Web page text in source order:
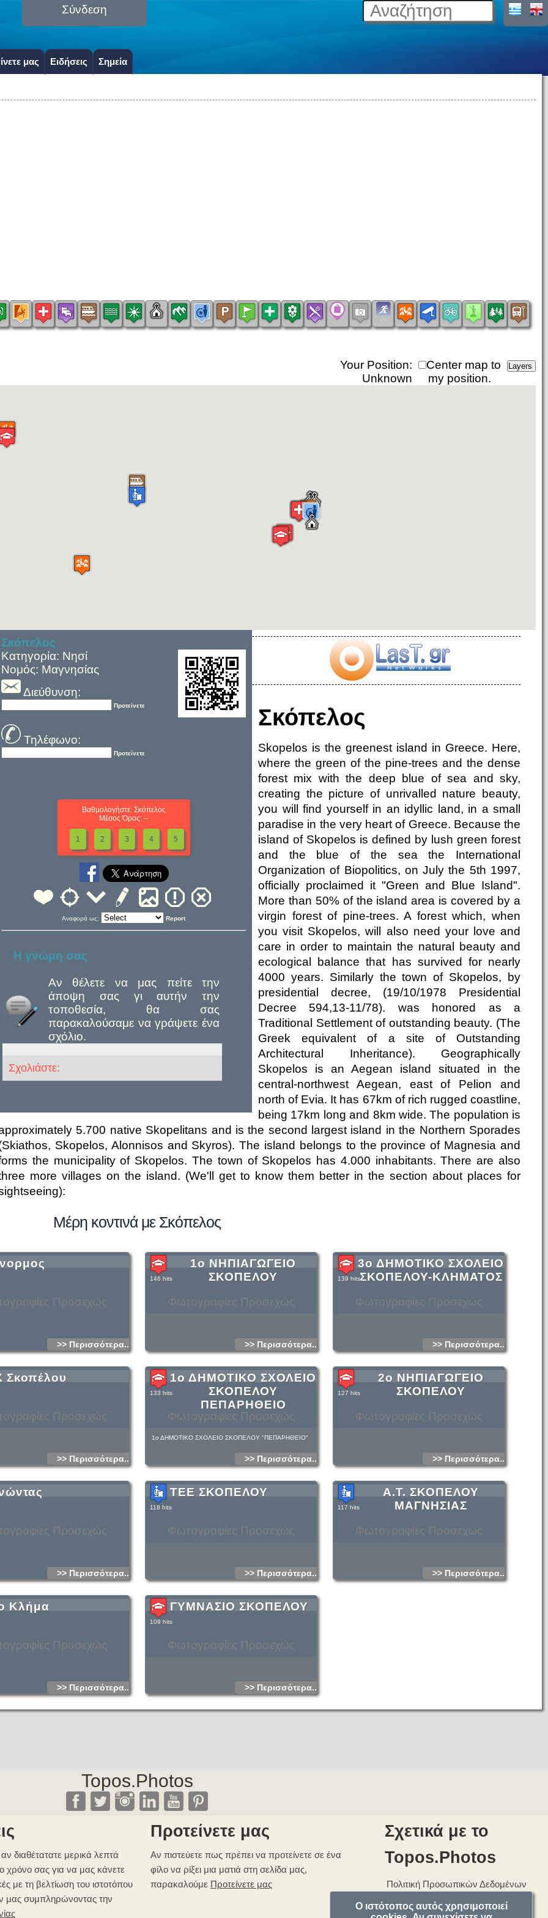
Σύνδεση
μας Ειδήσεις Σημεία
Center map to
my position.
Your Position:
Unknown
Σκόπελος
Κατηγορία: Νησί
Νομός: Μαγνησίας
Διεύθυνση:
Προτείνετε
Τηλέφωνο:
Προτείνετε
Βαθμολογήστε: Σκόπελος
Μέσος Όρος: --
1 2 3 4 5
Αναφορά ως: Report
Η γνώμη σας
Αν θέλετε να μας πείτε την
άποψη σας γι αυτήν την
τοποθεσία, θα σας
παρακαλούσαμε να γράψετε ένα
σχόλιο.
Σχολιάστε:
Σκόπελος
Skopelos is the greenest island in Greece. Here,
where the green of the pine-trees and the dense
forest mix with the deep blue of sea and sky,
creating the picture of unrivalled nature beauty,
you will find yourself in an idyllic land, in a small
paradise in the very heart of Greece. Because the
island of Skopelos is defined by lush green forest
and the blue of the sea the International
Organization of Biopolitics, on July the 5th 1997,
officially proclaimed it "Green and Blue Island".
More than 50% of the island area is covered by a
virgin forest of pine-trees. A forest which, when
you visit Skopelos, will also need your love and
care in order to maintain the natural beauty and
ecological balance that has survived for nearly
4000 years. Similarly the town of Skopelos, by
presidential decree, (19/10/1978 Presidential
Decree 594,13-11/78). was honored as a
Traditional Settlement of outstanding beauty. (The
Greek equivalent of a site of Outstanding
Architectural Inheritance). Geographically
Skopelos is an Aegean island situated in the
central-northwest Aegean, east of Pelion and
north of Evia. It has 67km of rich rugged coastline,
being 17km long and 8km wide. The population is
5.700 native Skopelitans and is the second largest island in the Northern Sporades
Skopelos, Alonnisos and Skyros). The island belongs to the province of Magnesia and
the municipality of Skopelos. The town of Skopelos has 4.000 inhabitants. There are also
more villages on the island. (We'll get to know them better in the section about places for
Μέρη κοντινά με Σκόπελος
Προσεχώς
>> Περισσότερα...
Φωτογραφίες Προσεχώς
1ο ΝΗΠΙΑΓΩΓΕΙΟ
ΣΚΟΠΕΛΟΥ
146 hits
>> Περισσότερα...
Φωτογραφίες Προσεχώς
3ο ΔΗΜΟΤΙΚΟ ΣΧΟΛΕΙΟ
ΣΚΟΠΕΛΟΥ-ΚΛΗΜΑΤΟΣ
139 hits
>> Περισσότερα...
Προσεχώς
Σκοπέλου
>> Περισσότερα...
Φωτογραφίες Προσεχώς
1ο ΔΗΜΟΤΙΚΟ ΣΧΟΛΕΙΟ
ΣΚΟΠΕΛΟΥ
ΠΕΠΑΡΗΘΕΙΟ
133 hits
1ο ΔΗΜΟΤΙΚΟ ΣΧΟΛΕΙΟ ΣΚΟΠΕΛΟΥ "ΠΕΠΑΡΗΘΕΙΟ"
>> Περισσότερα...
Φωτογραφίες Προσεχώς
2ο ΝΗΠΙΑΓΩΓΕΙΟ
ΣΚΟΠΕΛΟΥ
127 hits
>> Περισσότερα...
Προσεχώς
>> Περισσότερα...
Φωτογραφίες Προσεχώς
ΤΕΕ ΣΚΟΠΕΛΟΥ
118 hits
>> Περισσότερα...
Φωτογραφίες Προσεχώς
Α.Τ. ΣΚΟΠΕΛΟΥ
ΜΑΓΝΗΣΙΑΣ
117 hits
>> Περισσότερα...
Προσεχώς
Κλήμα
>> Περισσότερα...
Φωτογραφίες Προσεχώς
ΓΥΜΝΑΣΙΟ ΣΚΟΠΕΛΟΥ
109 hits
>> Περισσότερα...
Topos.Photos
διαθέτατατε μερικά λεπτά
χρόνο σας για να μας κάνετε
με τη βελτίωση του ιστοτόπου
μας συμπληρώνοντας την
Προτείνετε μας
Αν πιστεύετε πως πρέπει να προτείνετε σε ένα
φίλο να ρίξει μια ματιά στη σελίδα μας,
παρακαλούμε Προτείνετε μας
Σχετικά με το
Topos.Photos
Πολιτική Προσωπικών Δεδομένων
Ο ιστότοπος αυτός χρησιμοποιεί